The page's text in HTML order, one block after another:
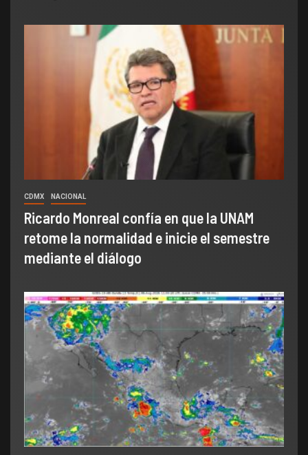
CDMX NACIONAL
Ricardo Monreal confía en que la UNAM
retome la normalidad e inicie el semestre
mediante el diálogo